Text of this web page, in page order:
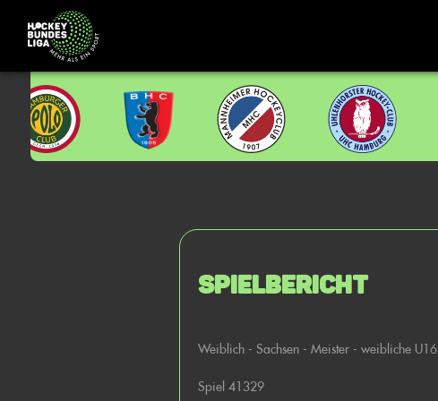
Spielbericht
Weiblich - Sachsen - Meister - weibliche U16
Spiel 41329